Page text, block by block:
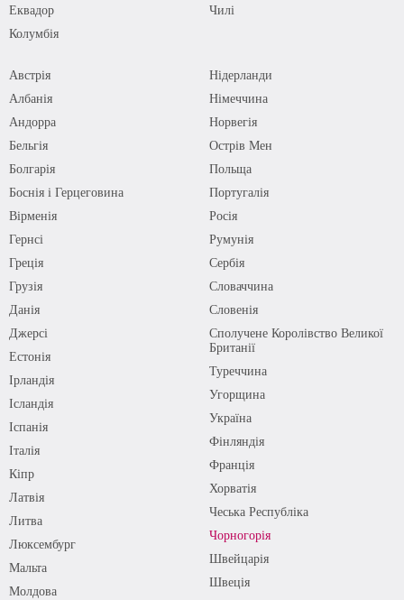
Еквадор
Колумбія
Чилі
Австрія
Албанія
Андорра
Бельгія
Болгарія
Боснія і Герцеговина
Вірменія
Гернсі
Греція
Грузія
Данія
Джерсі
Естонія
Ірландія
Ісландія
Іспанія
Італія
Кіпр
Латвія
Литва
Люксембург
Мальта
Молдова
Нідерланди
Німеччина
Норвегія
Острів Мен
Польща
Португалія
Росія
Румунія
Сербія
Словаччина
Словенія
Сполучене Королівство Великої
Британії
Туреччина
Угорщина
Україна
Фінляндія
Франція
Хорватія
Чеська Республіка
Чорногорія
Швейцарія
Швеція